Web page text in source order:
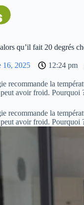
qu’il fait 20 degrés
16, 2025 12:24 pm
recommande la
avoir froid. Pourquoi
recommande la
avoir froid. Pourquoi